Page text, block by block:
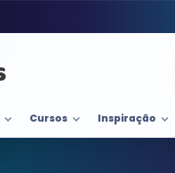
Cursos Inspiração